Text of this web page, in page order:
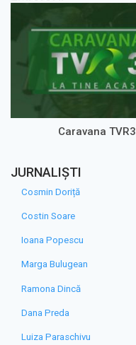
Caravana TVR3
JURNALIȘTI
Cosmin Doriță
Costin Soare
Ioana Popescu
Marga Bulugean
Ramona Dincă
Dana Preda
Luiza Paraschivu